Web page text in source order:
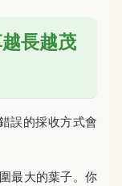
長越茂
誤的採收方式會
最大的葉子。你